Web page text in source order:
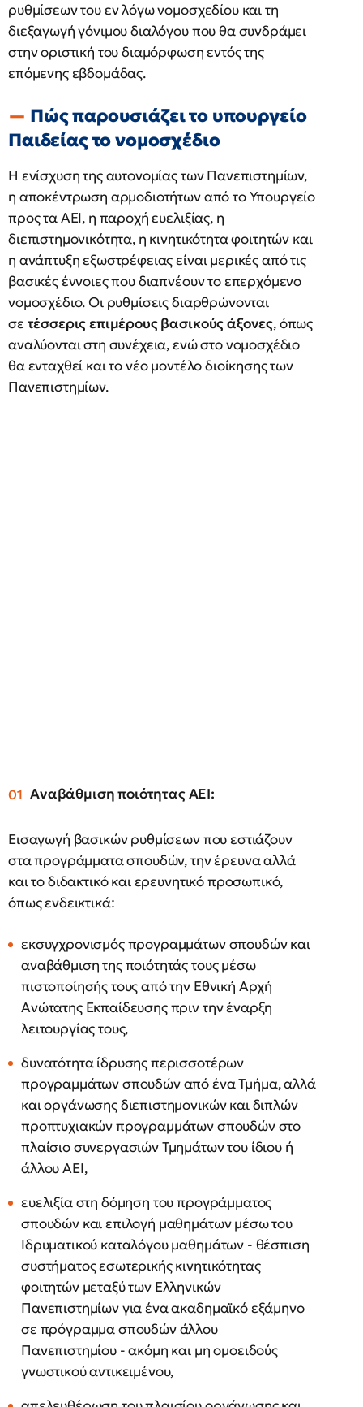
ρυθμίσεων του εν λόγω νομοσχεδίου και τη
διεξαγωγή γόνιμου διαλόγου που θα συνδράμει
στην οριστική του διαμόρφωση εντός της
επόμενης εβδομάδας.
Πώς παρουσιάζει το υπουργείο
Παιδείας το νομοσχέδιο
Η ενίσχυση της αυτονομίας των Πανεπιστημίων,
η αποκέντρωση αρμοδιοτήτων από το Υπουργείο
προς τα ΑΕΙ, η παροχή ευελιξίας, η
διεπιστημονικότητα, η κινητικότητα φοιτητών και
η ανάπτυξη εξωστρέφειας είναι μερικές από τις
βασικές έννοιες που διαπνέουν το επερχόμενο
νομοσχέδιο. Οι ρυθμίσεις διαρθρώνονται
σε τέσσερις επιμέρους βασικούς άξονες, όπως
αναλύονται στη συνέχεια, ενώ στο νομοσχέδιο
θα ενταχθεί και το νέο μοντέλο διοίκησης των
Πανεπιστημίων.
Αναβάθμιση ποιότητας ΑΕΙ:
Εισαγωγή βασικών ρυθμίσεων που εστιάζουν
στα προγράμματα σπουδών, την έρευνα αλλά
και το διδακτικό και ερευνητικό προσωπικό,
όπως ενδεικτικά:
εκσυγχρονισμός προγραμμάτων σπουδών και
αναβάθμιση της ποιότητάς τους μέσω
πιστοποίησής τους από την Εθνική Αρχή
Ανώτατης Εκπαίδευσης πριν την έναρξη
λειτουργίας τους,
δυνατότητα ίδρυσης περισσοτέρων
προγραμμάτων σπουδών από ένα Τμήμα, αλλά
και οργάνωσης διεπιστημονικών και διπλών
προπτυχιακών προγραμμάτων σπουδών στο
πλαίσιο συνεργασιών Τμημάτων του ίδιου ή
άλλου ΑΕΙ,
ευελιξία στη δόμηση του προγράμματος
σπουδών και επιλογή μαθημάτων μέσω του
Ιδρυματικού καταλόγου μαθημάτων - θέσπιση
συστήματος εσωτερικής κινητικότητας
φοιτητών μεταξύ των Ελληνικών
Πανεπιστημίων για ένα ακαδημαϊκό εξάμηνο
σε πρόγραμμα σπουδών άλλου
Πανεπιστημίου - ακόμη και μη ομοειδούς
γνωστικού αντικειμένου,